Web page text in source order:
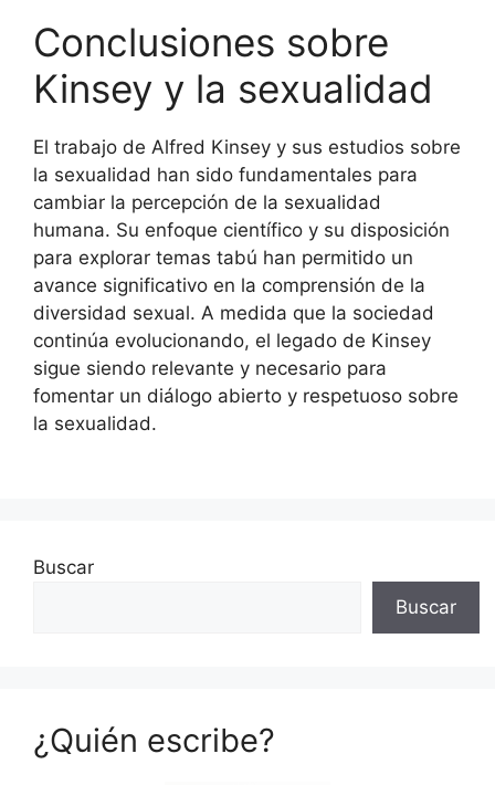
Conclusiones sobre
Kinsey y la sexualidad
El trabajo de Alfred Kinsey y sus estudios sobre
la sexualidad han sido fundamentales para
cambiar la percepción de la sexualidad
humana. Su enfoque científico y su disposición
para explorar temas tabú han permitido un
avance significativo en la comprensión de la
diversidad sexual. A medida que la sociedad
continúa evolucionando, el legado de Kinsey
sigue siendo relevante y necesario para
fomentar un diálogo abierto y respetuoso sobre
la sexualidad.
Buscar
Buscar
¿Quién escribe?